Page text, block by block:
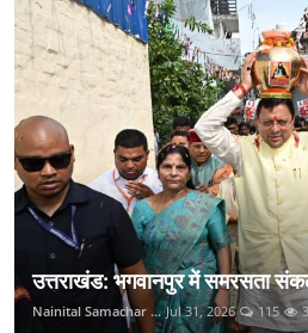
उत्तराखंड: भगवानपुर में समरसता
Nainital Samachar ... Jul 31, 2026 115